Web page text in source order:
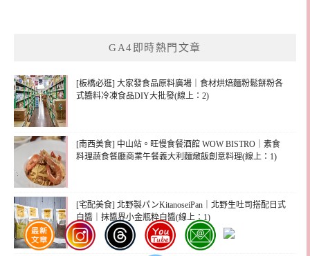
GA4即時熱門文章
[板橋必逛] 大家發食品原料廣場｜食材烘焙麵粉鬆餅粉各
式醬料冷凍食品DIY大批發(線上：2)
[南西美食] 中山站。旺慢食餐酒館 WOW BISTRO｜素食
料理蔬食餐廳商業午餐義大利麵燉飯創意料理(線上：1)
[宅配美食] 北野製パンKitanoseiPan｜北野生吐司搭配日式
白醬｜抹醬界小金瓶粋白醬(線上：1)